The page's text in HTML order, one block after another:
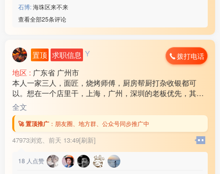
石博:海珠区来不来
查看全部25条评论
置顶 求职信息 Y 拨打电话
地区 : 广东省 广州市
本人一家三人，面匠，烧烤师傅，厨房帮厨打杂收银都可
以。想在一个店里干，上海，广州，深圳的老板优先，其他
地方也可以考虑！ 工资各方面问题可以电话商量，谈好后随
时可以出发！联系电话17***18
全文
🚀 置顶推广 ： 朋友圈、地方群、公众号同步推广中
47973浏览、 前天 13:49[刷新]
18 人点赞